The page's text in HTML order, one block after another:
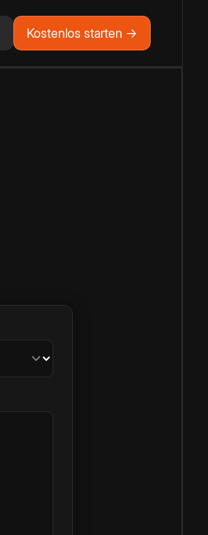
Kostenlos starten →